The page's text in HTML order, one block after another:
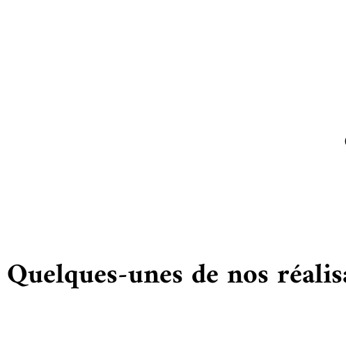
Quelques-unes de nos